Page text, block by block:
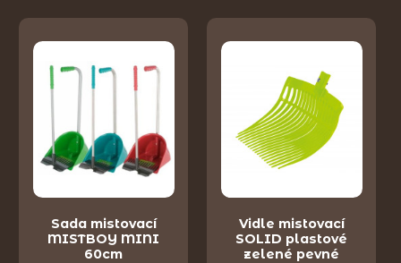
Sada mistovací
MISTBOY MINI
60cm
Vidle mistovací
SOLID plastové
zelené pevné